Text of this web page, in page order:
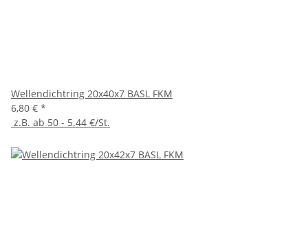
Wellendichtring 20x40x7 BASL FKM
6,80 € *
z.B. ab 50 - 5.44 €/St.